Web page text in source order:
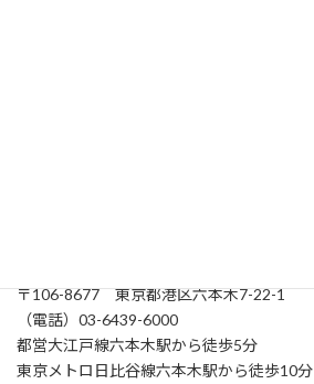
〒106-8677 東京都港区六本木7-22-1
（電話）03-6439-6000
都営大江戸線六本木駅から徒歩5分
東京メトロ日比谷線六本木駅から徒歩10分